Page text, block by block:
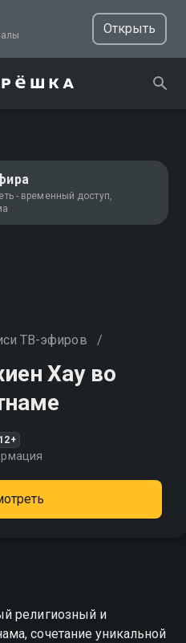
сериалы
Открыть
- временный доступ,
ТВ-эфиров /
Хау во
12+
религиозный и
сочетание уникальной